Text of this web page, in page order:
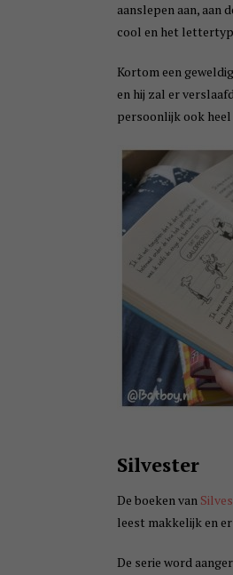
aanslepen aan, aan
cool en het
Kortom een
en hij zal er
persoonlijk ook
Silvester
De boeken van
leest makkelijk en
De serie word